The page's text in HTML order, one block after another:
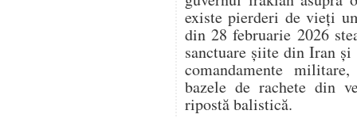
existe pierderi de vieți
din 28 februarie 2026
sanctuare șiite din Iran
comandamente
bazele de rachete din
ripostă balistică.